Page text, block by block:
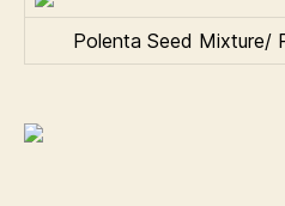
Polenta Seed Mixture/